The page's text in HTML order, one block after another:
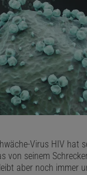
Virus HIV hat
von seinem
aber noch immer